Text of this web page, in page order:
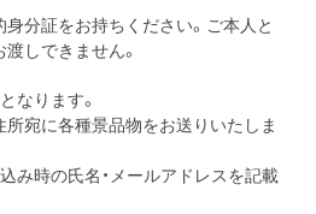
分証をお持ちください。ご本人と
しできません。
なります。
宛に各種景品物をお送りいたしま
み時の氏名・メールアドレスを記載